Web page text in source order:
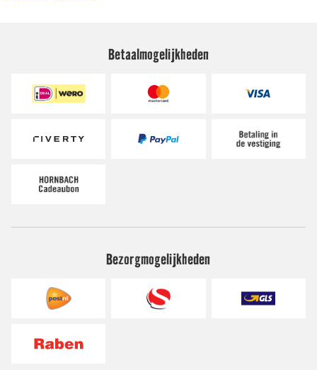
Betaalmogelijkheden
Bezorgmogelijkheden